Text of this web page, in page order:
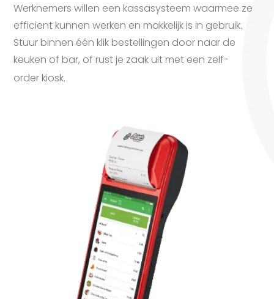
Werknemers willen een kassasysteem waarmee ze
efficient kunnen werken en makkelijk is in gebruik.
Stuur binnen één klik bestellingen door naar de
keuken of bar, of rust je zaak uit met een zelf-
order kiosk.